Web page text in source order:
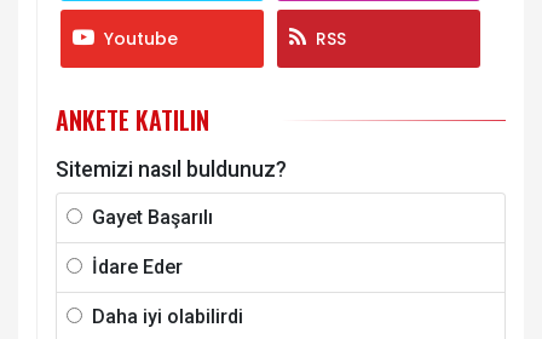
Youtube RSS
ANKETE KATILIN
Sitemizi nasıl buldunuz?
Gayet Başarılı
İdare Eder
Daha iyi olabilirdi